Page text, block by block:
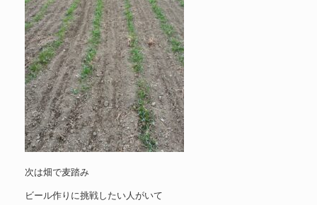
次は畑で麦踏み
ビール作りに挑戦したい人がいて